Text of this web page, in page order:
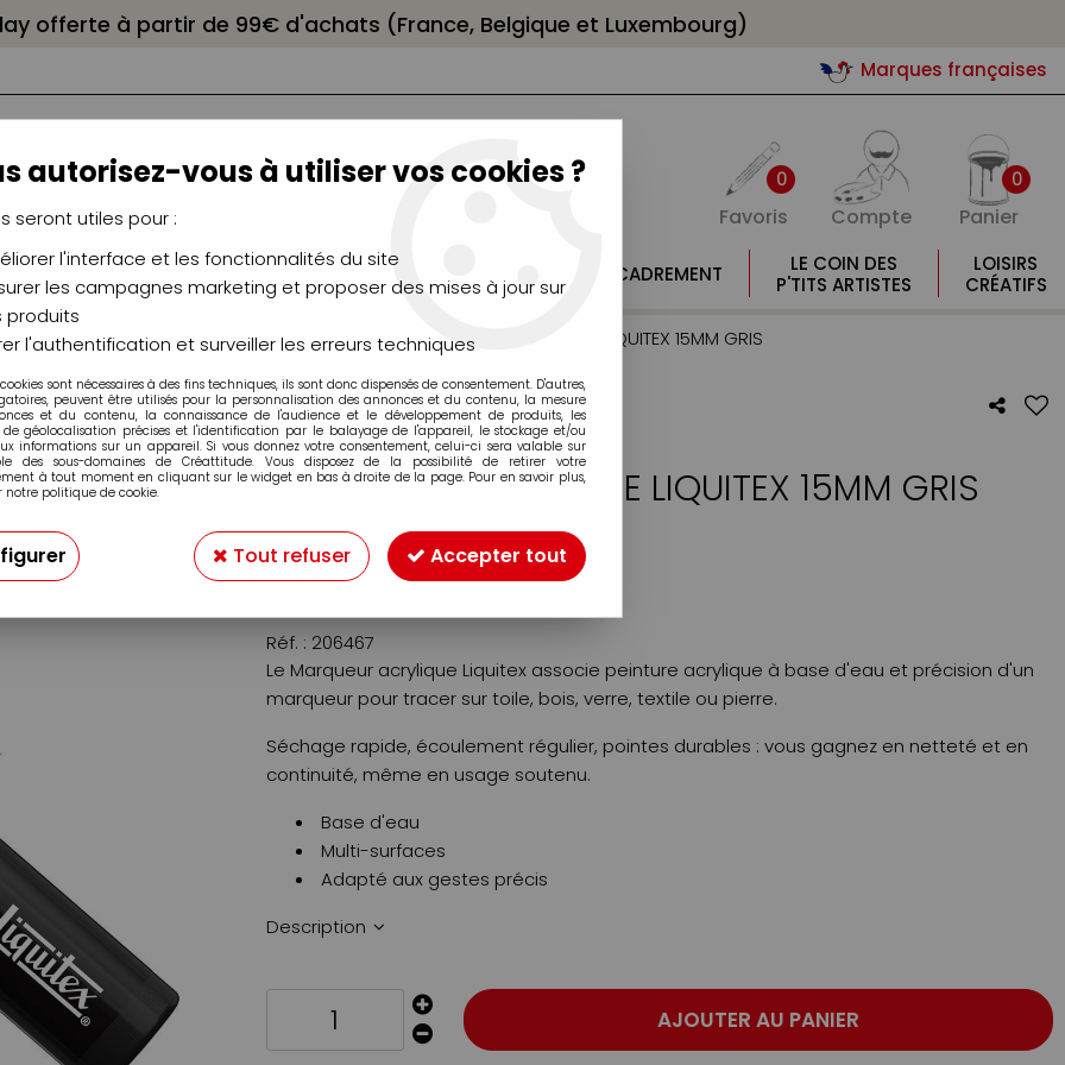
offerte à partir de 99€ d'achats (France, Belgique et Luxembourg)
Marques françaises
0
Favoris Compte
0
Panier
CHÂSSIS
CHEVALETS
AÉROGRAPHIE
MODÉLISME
MOULAGE
ENCADREMENT
LE COIN DES
P'TITS ARTISTES
LOISIRS
CRÉATIFS
>Marqueurs acrylique Liquitex>Pointe 15mm>MARQUEUR ACRYLIQUE LIQUITEX 15MM GRIS
MARQUEUR ACRYLIQUE LIQUITEX 15MM GRIS
Soyez le premier à donner votre avis !
9,69 €
Réf. : 206467
Le Marqueur acrylique Liquitex associe peinture acrylique à base d'eau et précision d'un
marqueur pour tracer sur toile, bois, verre, textile ou pierre.
Séchage rapide, écoulement régulier, pointes durables : vous gagnez en netteté et en
continuité, même en usage soutenu.
Base d'eau
Multi-surfaces
Adapté aux gestes précis
Description
AJOUTER AU PANIER
autorisez-vous à utiliser vos cookies ?
seront utiles pour :
l'interface et les fonctionnalités du site
les campagnes marketing et proposer des mises à jour sur
produits
l'authentification et surveiller les erreurs techniques
sont nécessaires à des fins techniques, ils sont donc dispensés de consentement. D'autres,
peuvent être utilisés pour la personnalisation des annonces et du contenu, la mesure
et du contenu, la connaissance de l'audience et le développement de produits, les
de géolocalisation précises et l'identification par le balayage de l'appareil, le stockage et/ou
informations sur un appareil. Si vous donnez votre consentement, celui-ci sera valable sur
des sous-domaines de Créattitude. Vous disposez de la possibilité de retirer votre
à tout moment en cliquant sur le widget en bas à droite de la page. Pour en savoir plus,
notre politique de cookie.
Tout refuser Accepter tout